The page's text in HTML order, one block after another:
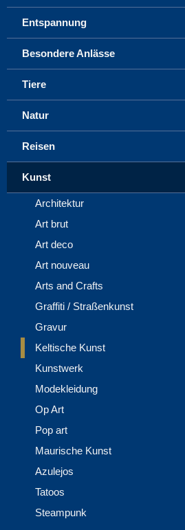
Entspannung
Besondere Anlässe
Tiere
Natur
Reisen
Kunst
Architektur
Art brut
Art deco
Art nouveau
Arts and Crafts
Graffiti / Straßenkunst
Gravur
Keltische Kunst
Kunstwerk
Modekleidung
Op Art
Pop art
Maurische Kunst
Azulejos
Tatoos
Steampunk